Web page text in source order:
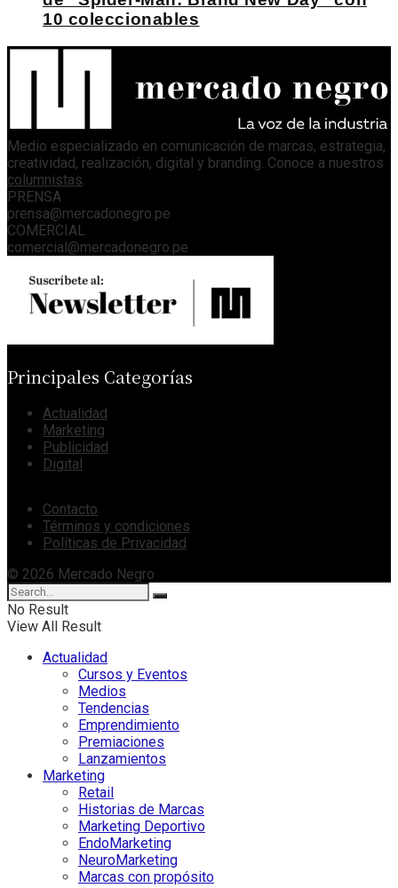
10 coleccionables
Medio especializado en comunicación de marcas, estrategia,
creatividad, realización, digital y branding. Conoce a nuestros
columnistas
PRENSA
prensa@mercadonegro.pe
COMERCIAL
comercial@mercadonegro.pe
Principales Categorías
Actualidad
Marketing
Publicidad
Digital
Contacto
Términos y condiciones
Políticas de Privacidad
© 2026 Mercado Negro
No Result
View All Result
Actualidad
Cursos y Eventos
Medios
Tendencias
Emprendimiento
Premiaciones
Lanzamientos
Marketing
Retail
Historias de Marcas
Marketing Deportivo
EndoMarketing
NeuroMarketing
Marcas con propósito